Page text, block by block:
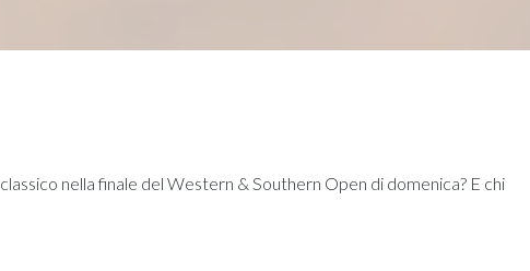
nella finale del Western & Southern Open di domenica? E chi